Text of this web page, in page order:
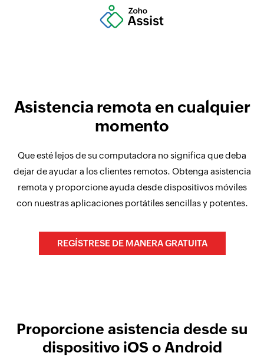
Asistencia remota en cualquier
momento
Que esté lejos de su computadora no significa que deba
dejar de ayudar a los clientes remotos. Obtenga asistencia
remota y proporcione ayuda desde dispositivos móviles
con nuestras aplicaciones portátiles sencillas y potentes.
REGÍSTRESE DE MANERA GRATUITA
Proporcione asistencia desde su
dispositivo iOS o Android